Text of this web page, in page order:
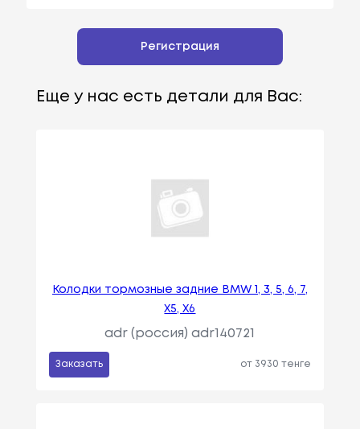
Регистрация
Еще у нас есть детали для Вас:
Колодки тормозные задние BMW 1, 3, 5, 6, 7,
X5, X6
adr (россия) adr140721
Заказать от 3930 тенге